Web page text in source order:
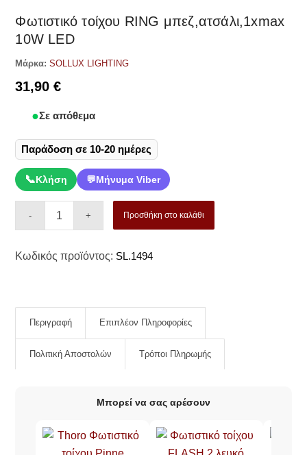
Φωτιστικό τοίχου RING μπεζ,ατσάλι,1xmax
10W LED
Μάρκα: SOLLUX LIGHTING
31,90€
Σε απόθεμα
Παράδοση σε 10-20 ημέρες
📞Κλήση 💬Μήνυμα Viber
Προσθήκη στο καλάθι
Κωδικός προϊόντος: SL.1494
Περιγραφή Επιπλέον Πληροφορίες
Πολιτική Αποστολών Τρόποι Πληρωμής
Μπορεί να σας αρέσουν